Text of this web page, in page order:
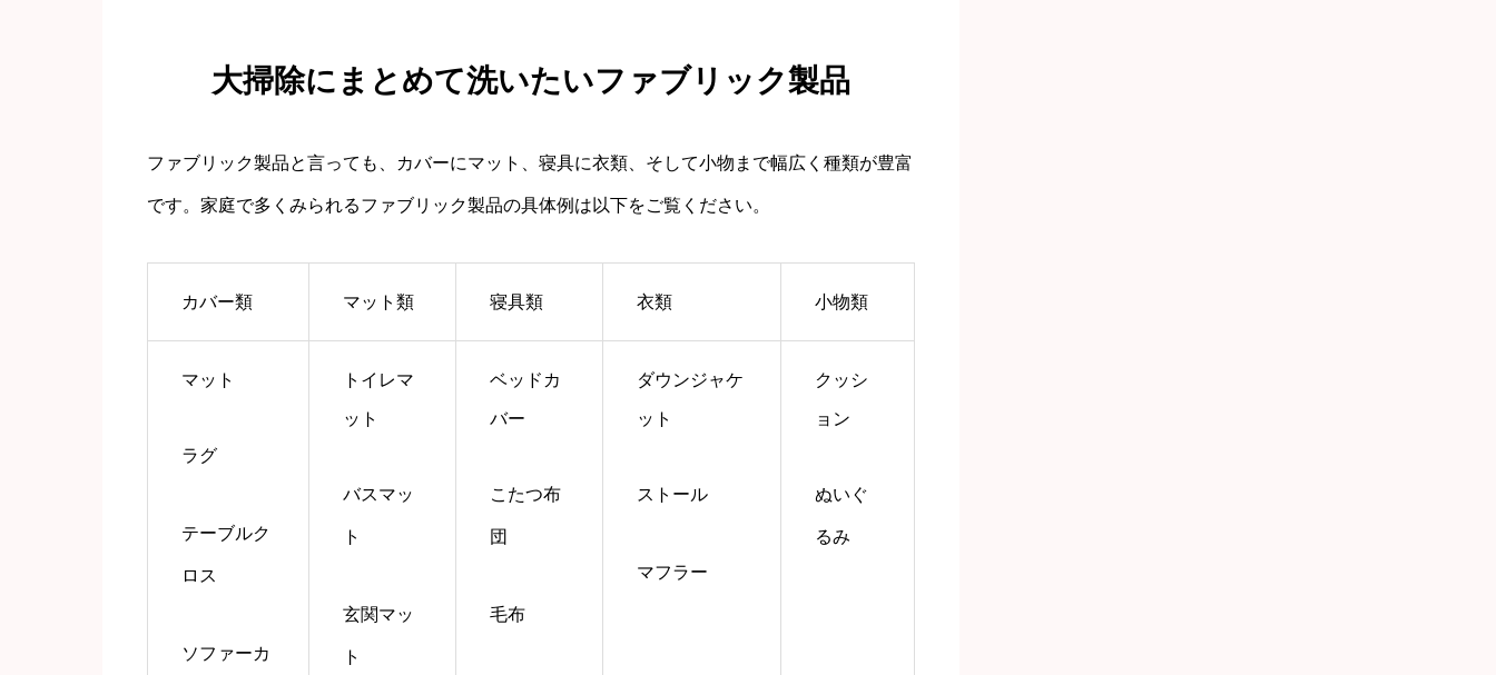
大掃除にまとめて洗いたいファブリック製品
ファブリック製品と言っても、カバーにマット、寝具に衣類、そして小物まで幅広く種類が豊富
です。 家庭で多くみられるファブリック製品の具体例は以下をご覧ください。
カバー類 マット類 寝具類 衣類 小物類
マット
ラグ
テーブルク
ロス
ソファーカ
トイレマ
ット
バスマッ
ト
玄関マッ
ト
ベッドカ
バー
こたつ布
団
毛布
ダウンジャケ
ット
ストール
マフラー
クッシ
ョン
ぬいぐ
るみ